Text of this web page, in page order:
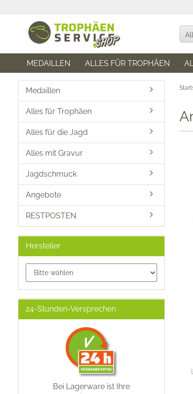
MEDAILLEN ALLES FÜR TROPHÄEN
Medaillen
Alles für Trophäen
Alles für die Jagd
Alles mit Gravur
Jagdschmuck
Angebote
RESTPOSTEN
Hersteller
24-Stunden-Versprechen
Bei Lagerware ist Ihre